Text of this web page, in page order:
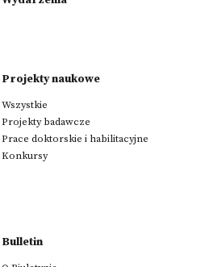
Projekty naukowe
Wszystkie
Projekty badawcze
Prace doktorskie i habilitacyjne
Konkursy
Bulletin